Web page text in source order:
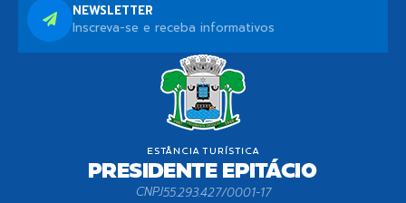
CNPJ55.293.427/0001-17
NEWSLETTER
Inscreva-se e receba informativos